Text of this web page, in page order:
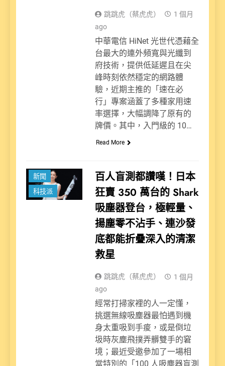
跳跳虎（蔡虎虎）
1 個月
ago
中華電信 HiNet 光世代憑藉全
台最大的連外頻寬與光纖到
府技術，提供低延遲且在尖
峰時刻依然穩定的網路體
驗，近期主推的「速在必
行」專案涵蓋了多種家用速
率選擇，大幅調降了原有的
牌價。其中，入門級的 10…
Read More
新聞
科技派
百人盲測都讚嘆！日本
狂賣 350 萬台的 Shark
吸塵器登台，極輕量、
揚塵零不沾手、連沙發
底都能折疊深入的清潔
救星
跳跳虎（蔡虎虎）
1 個月
ago
經常打掃家裡的人一定懂，
挑選無線吸塵器最怕遇到機
身太重吸到手痠，或是倒垃
圾時灰塵飛撲弄髒雙手的窘
境；最近受邀參加了一場相
當特別的「100 人吸塵器盲測